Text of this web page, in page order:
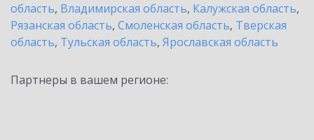
область, Владимирская область, Калужская область,
Рязанская область, Смоленская область, Тверская
область, Тульская область, Ярославская область
Партнеры в вашем регионе: